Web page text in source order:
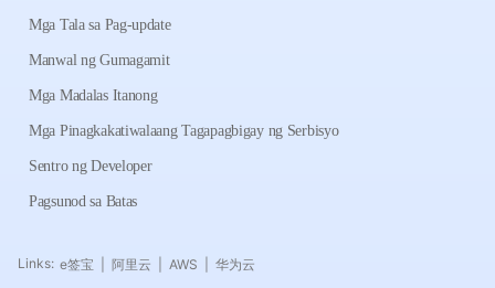
Mga Tala sa Pag-update
Manwal ng Gumagamit
Mga Madalas Itanong
Mga Pinagkakatiwalaang Tagapagbigay ng Serbisyo
Sentro ng Developer
Pagsunod sa Batas
Links: e签宝 阿里云 AWS 华为云